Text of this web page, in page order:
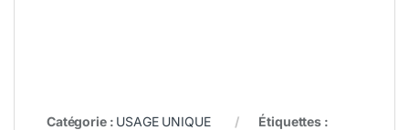
Catégorie : USAGE UNIQUE
Étiquettes :